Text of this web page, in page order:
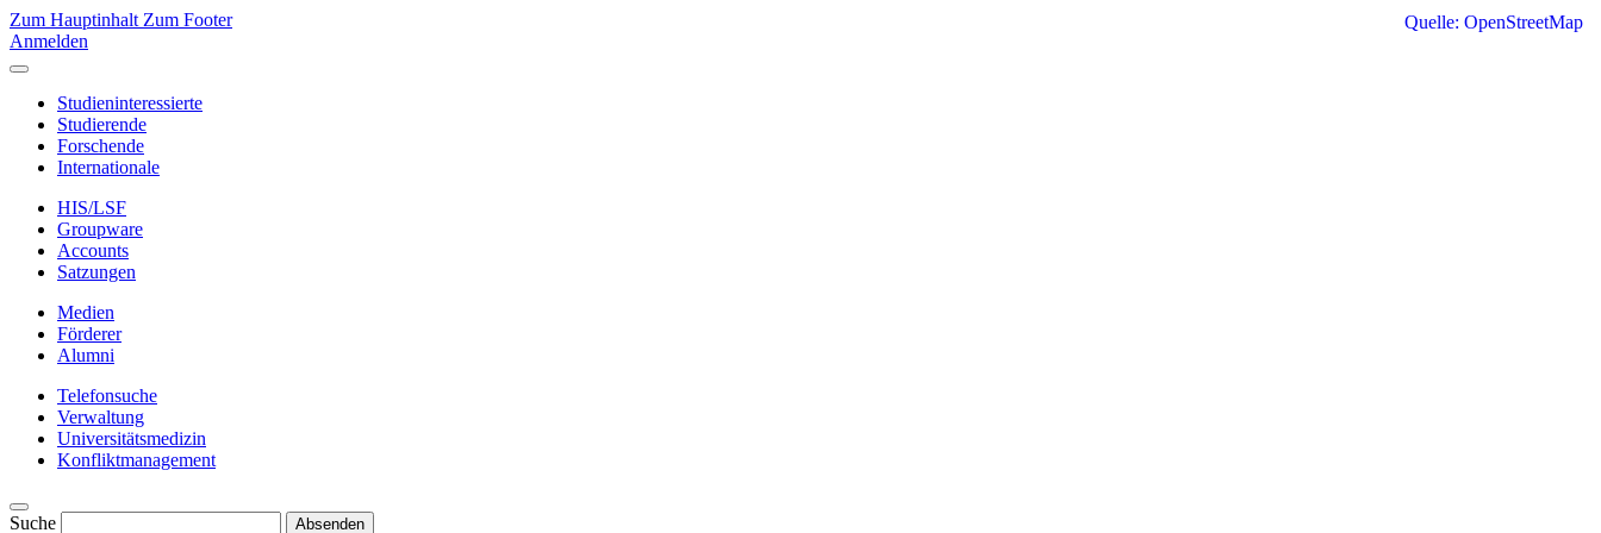
Zum Hauptinhalt Zum Footer
Anmelden
Studieninteressierte
Studierende
Forschende
Internationale
HIS/LSF
Groupware
Accounts
Satzungen
Medien
Förderer
Alumni
Telefonsuche
Verwaltung
Universitätsmedizin
Konfliktmanagement
Suche Absenden
Quelle: OpenStreetMap